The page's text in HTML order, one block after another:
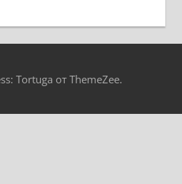
Tortuga от ThemeZee.